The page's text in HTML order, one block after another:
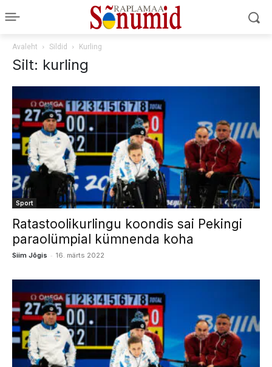
Avaleht Sildid Kurling
Silt: kurling
Sport
Ratastoolikurlingu koondis sai Pekingi
paraolümpial kümnenda koha
Siim Jõgis - 16. märts 2022